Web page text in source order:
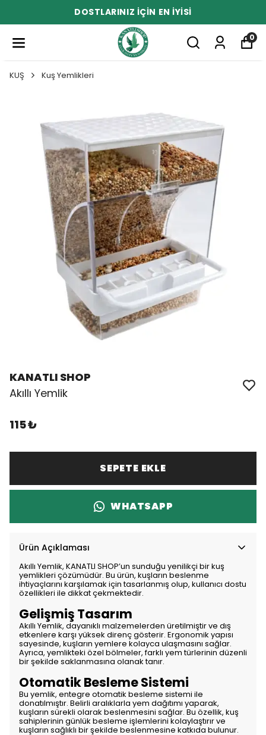
DOSTLARINIZ İÇİN EN İYİSİ
0
KUŞ Kuş Yemlikleri
KANATLI SHOP
Akıllı Yemlik
115 ₺
SEPETE EKLE
WHATSAPP
Ürün Açıklaması
Akıllı Yemlik, KANATLI SHOP’un sunduğu yenilikçi bir kuş
yemlikleri çözümüdür. Bu ürün, kuşların beslenme
ihtiyaçlarını karşılamak için tasarlanmış olup, kullanıcı dostu
özellikleri ile dikkat çekmektedir.
Gelişmiş Tasarım
Akıllı Yemlik, dayanıklı malzemelerden üretilmiştir ve dış
etkenlere karşı yüksek direnç gösterir. Ergonomik yapısı
sayesinde, kuşların yemlere kolayca ulaşmasını sağlar.
Ayrıca, yemlikteki özel bölmeler, farklı yem türlerinin düzenli
bir şekilde saklanmasına olanak tanır.
Otomatik Besleme Sistemi
Bu yemlik, entegre otomatik besleme sistemi ile
donatılmıştır. Belirli aralıklarla yem dağıtımı yaparak,
kuşların sürekli olarak beslenmesini sağlar. Bu özellik, kuş
sahiplerinin günlük besleme işlemlerini kolaylaştırır ve
kuşların sağlıklı bir şekilde beslenmesine katkıda bulunur.